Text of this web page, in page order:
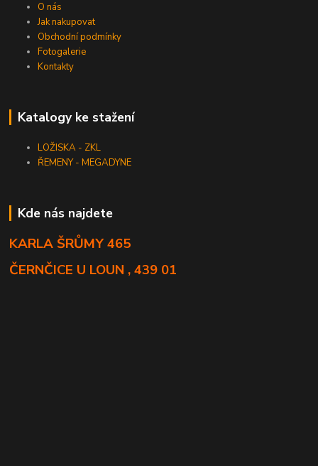
O nás
Jak nakupovat
Obchodní podmínky
Fotogalerie
Kontakty
Katalogy ke stažení
LOŽISKA - ZKL
ŘEMENY - MEGADYNE
Kde nás najdete
KARLA ŠRŮMY 465
ČERNČICE U LOUN , 439 01